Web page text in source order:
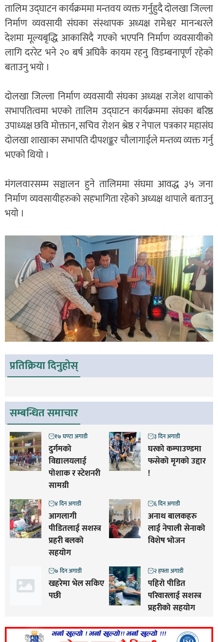
तालिम उद्घाटन कार्यक्रममा मन्तवय व्यक्त गर्नुहुदै दोलखा जिल्ला
निर्माण व्यवसायी संघका संस्थापक अध्यक्ष रामेश्वर मानन्धरले
देशमा मूल्यबृद्धि आकासिदै गएको भएपनि निर्माण व्यवसायीको
लागि दररेट भने २० बर्ष अघिकै कायम रहनु विडम्बनापूर्ण रहेको
बताउनु भयो ।
दोलखा जिल्ला निर्माण व्यवसायी संघका अध्यक्ष राजेश थापाको
सभापतित्वमा भएको तालिम उद्घाटन कार्यक्रममा संघका बरिष्ठ
उपाध्यक्ष छवि मोक्तान, सचिव रोशन श्रेष्ठ र नेपाल पत्रकार महासंघ
दोलखा शाखाका सभापति दीपशङ्कर चौलागाईले मन्तव्य व्यक्त गर्नु
भएको थियो ।
मंगलवारसम्म सञ्चालन हुने तालिममा संघमा आवद्ध ३५ जना
निर्माण व्यवसायीहरुको सहभागिता रहेको अध्यक्ष थापाले बताउनु
भयो ।
प्रतिक्रिया दिनुहोस्
सम्बन्धित समाचार
दुर्गमको
विद्यालयलाई
पोशाक र स्टेशनरी
सामग्री
१७ घण्टा अगाडी
घरको कम्पाउण्डमा
फसेको मृगको उद्दार
!
३ दिन अगाडी
आगलागी
पीडितलाई सशस्त्र
प्रहरी बलको
सहयोग
४ दिन अगाडी
अनाथ बालकहरु
लाई नेपाली सेनाको
विशेष भोजन
६ दिन अगाडी
खहरेमा भेल सकिए
पछी
७ दिन अगाडी
पहिरो पीडित
परिवारलाई सशस्त्र
प्रहरीको सहयोग
२ हफ्ता अगाडी